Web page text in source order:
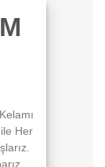
ile Her